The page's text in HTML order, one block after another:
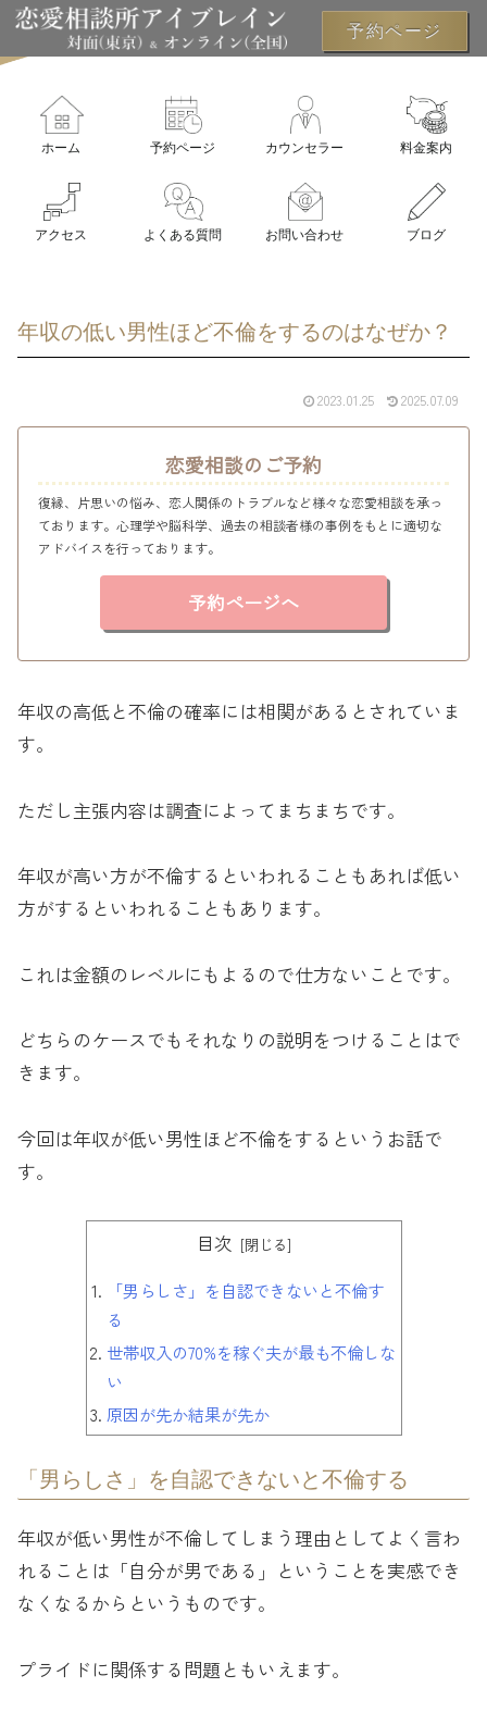
ホーム 予約ページ カウンセラー 料金案内
アクセス よくある質問 お問い合わせ ブログ
年収の低い男性ほど不倫をするのはなぜか？
2023.01.25 2025.07.09
恋愛相談のご予約
復縁、片思いの悩み、恋人関係のトラブルなど様々な恋愛相談を承っ
ております。心理学や脳科学、過去の相談者様の事例をもとに適切な
アドバイスを行っております。
予約ページへ
年収の高低と不倫の確率には相関があるとされていま
す。
ただし主張内容は調査によってまちまちです。
年収が高い方が不倫するといわれることもあれば低い
方がするといわれることもあります。
これは金額のレベルにもよるので仕方ないことです。
どちらのケースでもそれなりの説明をつけることはで
きます。
今回は年収が低い男性ほど不倫をするというお話で
す。
目次
「男らしさ」を自認できないと不倫す
る
世帯収入の70%を稼ぐ夫が最も不倫しな
い
原因が先か結果が先か
「男らしさ」を自認できないと不倫する
年収が低い男性が不倫してしまう理由としてよく言わ
れることは「自分が男である」ということを実感でき
なくなるからというものです。
プライドに関係する問題ともいえます。
予約ページ